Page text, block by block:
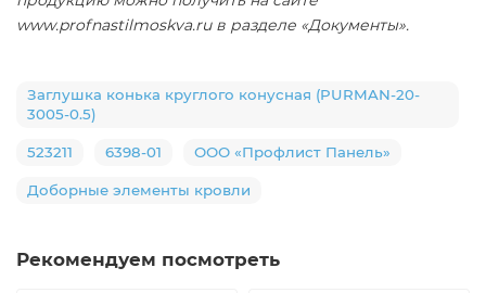
www.profnastilmoskva.ru в разделе «Документы».
Заглушка конька круглого конусная (PURMAN-20-
3005-0.5)
523211 6398-01 ООО «Профлист Панель»
Доборные элементы кровли
Рекомендуем посмотреть